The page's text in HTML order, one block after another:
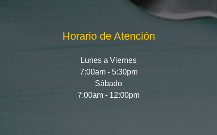
Horario de Atención
Lunes a Viernes
7:00am - 5:30pm
Sábado
7:00am - 12:00pm